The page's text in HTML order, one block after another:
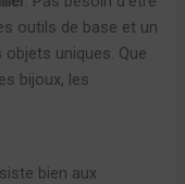
outils de base et un
uniques. Que
bijoux, les
bien aux